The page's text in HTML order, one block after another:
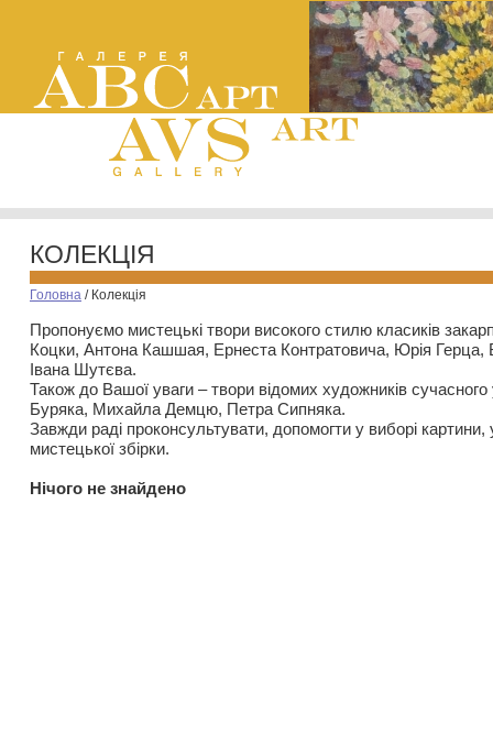
КОЛЕКЦІЯ
Головна / Колекція
Пропонуємо мистецькі твори високого стилю класиків
Коцки, Антона Кашшая, Ернеста Контратовича, Юрія
Івана Шутєва.
Також до Вашої уваги – твори відомих художників
Буряка, Михайла Демцю, Петра Сипняка.
Завжди раді проконсультувати, допомогти у виборі картини,
мистецької збірки.
Нiчого не знайдено